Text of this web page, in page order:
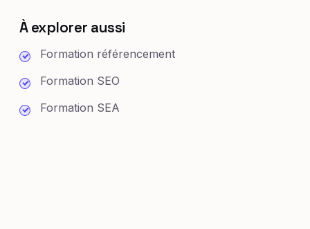
À explorer aussi
Formation référencement
Formation SEO
Formation SEA